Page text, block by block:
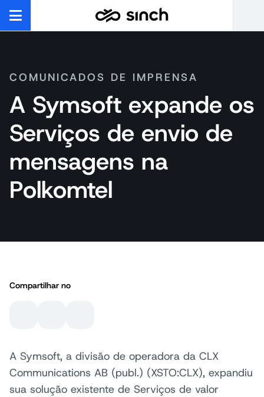
COMUNICADOS DE IMPRENSA
A Symsoft expande os
Serviços de envio de
mensagens na
Polkomtel
Compartilhar no
A Symsoft, a divisão de operadora da CLX
Communications AB (publ.) (XSTO:CLX), expandiu
sua solução existente de Serviços de valor